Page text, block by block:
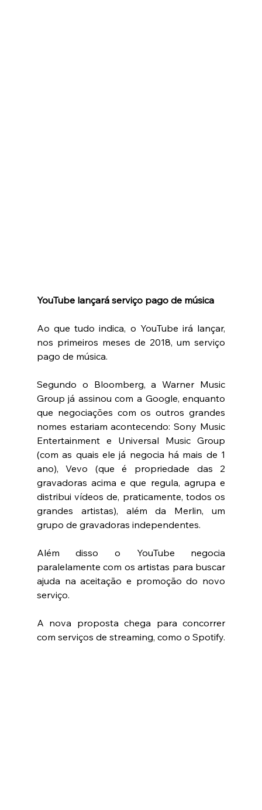
YouTube lançará serviço pago de música
Ao que tudo indica, o YouTube irá lançar,
nos primeiros meses de 2018, um serviço
pago de música.
Segundo o Bloomberg, a Warner Music
Group já assinou com a Google, enquanto
que negociações com os outros grandes
nomes estariam acontecendo: Sony Music
Entertainment e Universal Music Group
(com as quais ele já negocia há mais de 1
ano), Vevo (que é propriedade das 2
gravadoras acima e que regula, agrupa e
distribui vídeos de, praticamente, todos os
grandes artistas), além da Merlin, um
grupo de gravadoras independentes.
Além disso o YouTube negocia
paralelamente com os artistas para buscar
ajuda na aceitação e promoção do novo
serviço.
A nova proposta chega para concorrer